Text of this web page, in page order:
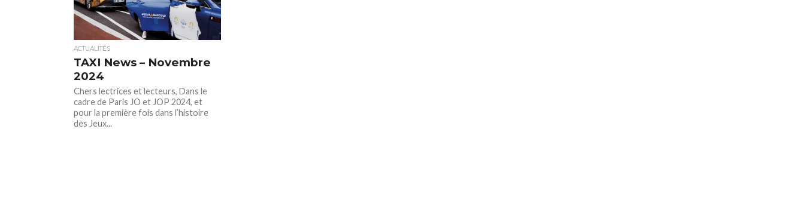
ACTUALITÉS
TAXI News – Novembre
2024
Chers lectrices et lecteurs, Dans le
cadre de Paris JO et JOP 2024, et
pour la première fois dans l’histoire
des Jeux...